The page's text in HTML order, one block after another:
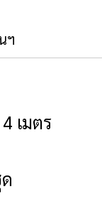
ฯ
เมตร